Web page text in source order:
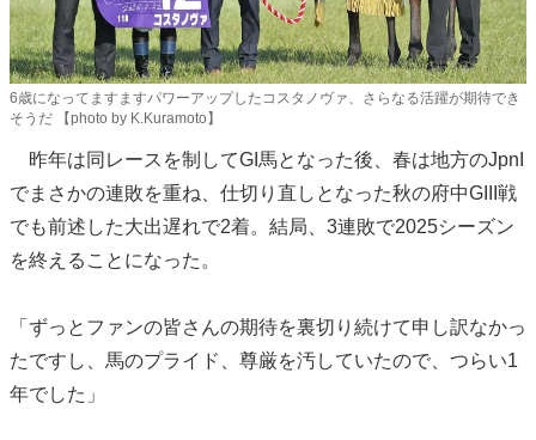
6歳になってますますパワーアップしたコスタノヴァ、さらなる活躍が期待でき
そうだ 【photo by K.Kuramoto】
昨年は同レースを制してGI馬となった後、春は地方のJpnI
でまさかの連敗を重ね、仕切り直しとなった秋の府中GIII戦
でも前述した大出遅れで2着。結局、3連敗で2025シーズン
を終えることになった。
「ずっとファンの皆さんの期待を裏切り続けて申し訳なかっ
たですし、馬のプライド、尊厳を汚していたので、つらい1
年でした」